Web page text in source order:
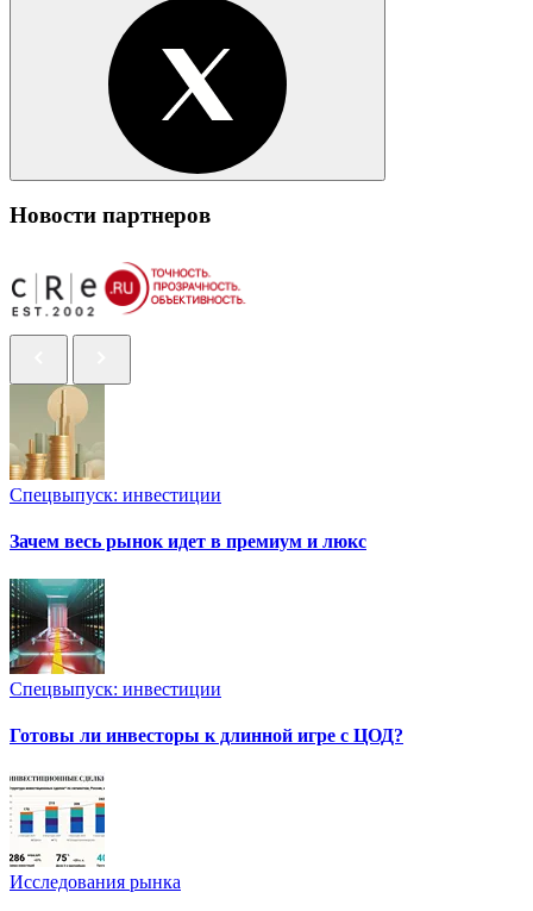
Новости партнеров
Спецвыпуск: инвестиции
Зачем весь рынок идет в премиум и люкс
Спецвыпуск: инвестиции
Готовы ли инвесторы к длинной игре с ЦОД?
Исследования рынка